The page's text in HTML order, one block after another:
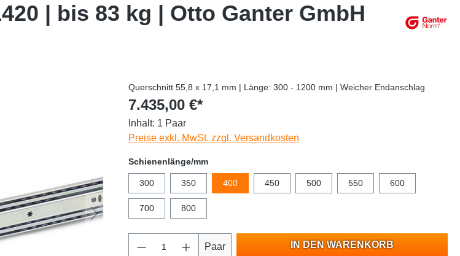
| bis 83 kg | Otto Ganter GmbH
Querschnitt 55,8 x 17,1 mm | Länge: 300 - 1200 mm | Weicher Endanschlag
7.435,00 €*
Inhalt: 1 Paar
Preise exkl. MwSt. zzgl. Versandkosten
Schienenlänge/mm
300 350 400 450 500 550 600
700 800
Paar IN DEN WARENKORB